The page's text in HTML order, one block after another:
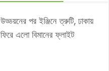
উড্ডয়নের পর ইঞ্জিনে ত্রুটি, ঢাকায়
ফিরে এলো বিমানের ফ্লাইট